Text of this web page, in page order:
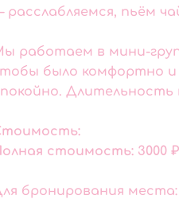
расслабляемся, пьём
работаем в мини-
было комфортно и
Длительность
стоимость: 3000
бронирования места: